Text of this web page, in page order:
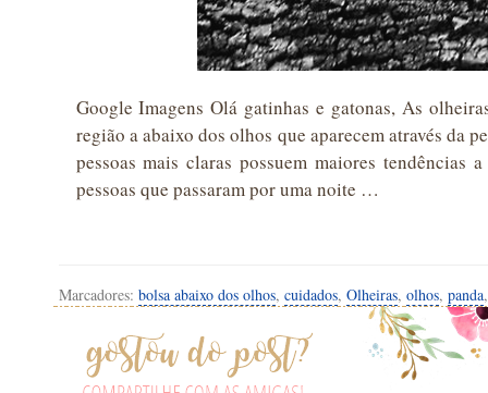
Google Imagens Olá gatinhas e gatonas, As
região a abaixo dos olhos que aparecem através da
pessoas mais claras possuem maiores tendências
pessoas que passaram por uma noite …
Marcadores: bolsa abaixo dos olhos, cuidados, Olheiras, olhos, panda